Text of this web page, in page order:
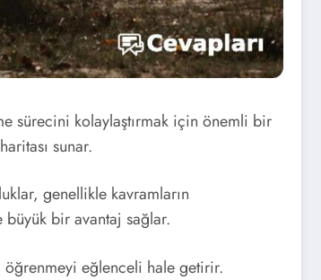
sürecini kolaylaştırmak için önemli bir
sunar.
genellikle kavramların
büyük bir avantaj sağlar.
eğlenceli hale getirir.